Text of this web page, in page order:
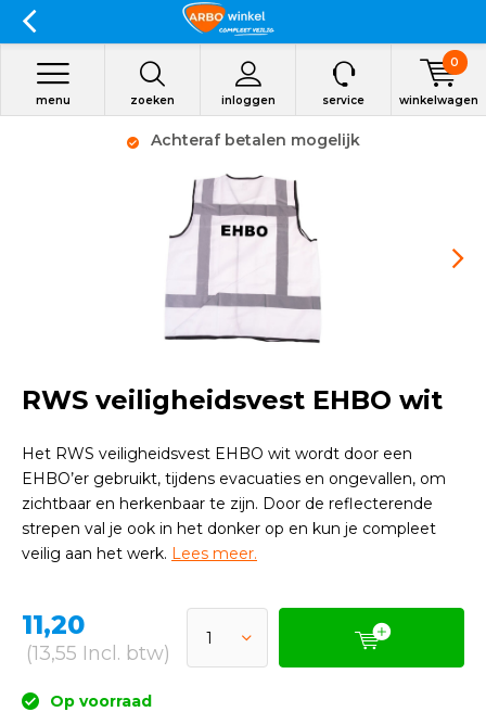
zoeken inloggen
menu service winkelwagen
0
Achteraf betalen mogelijk
RWS veiligheidsvest EHBO wit
Het RWS veiligheidsvest EHBO wit wordt door een
EHBO’er gebruikt, tijdens evacuaties en ongevallen, om
zichtbaar en herkenbaar te zijn. Door de reflecterende
strepen val je ook in het donker op en kun je compleet
veilig aan het werk. Lees meer.
11,20
(13,55 Incl. btw)
Op voorraad